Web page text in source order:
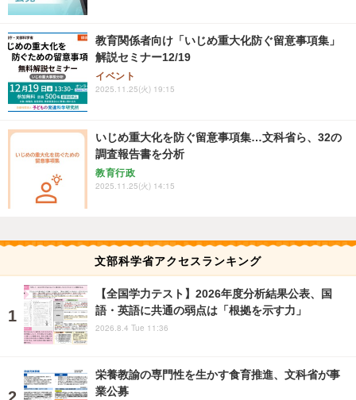
教育関係者向け「いじめ重大化防ぐ留意事項集」
解説セミナー12/19
イベント
2025.11.25(火) 19:15
いじめ重大化を防ぐ留意事項集…文科省ら、32の
調査報告書を分析
教育行政
2025.11.25(火) 14:15
文部科学省アクセスランキング
【全国学力テスト】2026年度分析結果公表、国
語・英語に共通の弱点は「根拠を示す力」
2026.8.4 Tue 11:36
栄養教諭の専門性を生かす食育推進、文科省が事
業公募